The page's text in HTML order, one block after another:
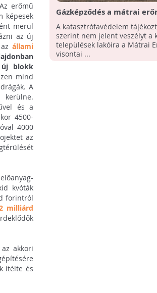
erőmű
képesek
merül
az új
állami
új blokk
mind
A
és a
4500-
4000
az
kvóták
forintról
milliárd
akkori
ítélte és
Gázképződés a mátrai
nincs veszélyben a lakosság
A katasztrófavédelem
szerint nem jelent veszélyt a
települések lakóira a Mátrai
visontai ...